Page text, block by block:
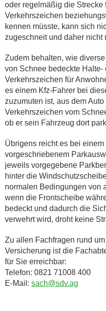
oder regelmäßig die Strecke
Verkehrszeichen
kennen müsste, kann sich
zugeschneit und daher nicht
Zudem behalten, wie
von Schnee bedeckte
Verkehrszeichen für
es einem Kfz-Fahrer bei
zuzumuten ist, aus dem
Verkehrszeichen vom
ob er sein Fahrzeug dort
Übrigens reicht es bei
vorgeschriebenem
jeweils vorgegebene
hinter die
normalen Bedingungen von
wenn die Frontscheibe
bedeckt und dadurch die
verwehrt wird, droht keine
Zu allen Fachfragen rund
Versicherung ist die
für Sie erreichbar:
Telefon: 0821 71008 400
E-Mail: sach@sdv.ag